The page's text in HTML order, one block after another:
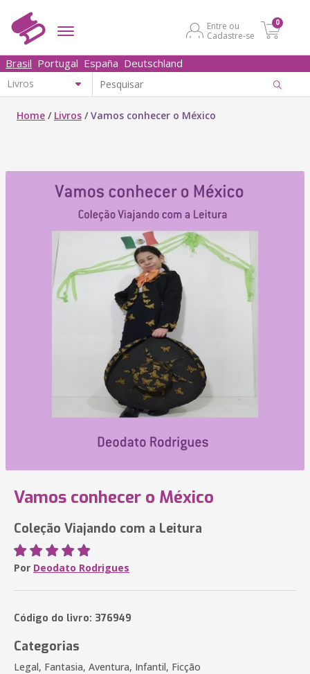
Entre ou
Cadastre-se
0
Brasil Portugal España Deutschland
Home / Livros /Vamos conhecer o México
Vamos conhecer o México
Coleção Viajando com a Leitura
Por Deodato Rodrigues
Código do livro: 376949
Categorias
Legal, Fantasia, Aventura, Infantil, Ficção